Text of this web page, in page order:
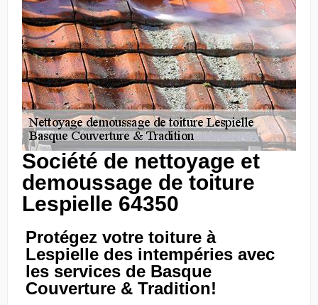
Société de nettoyage et
demoussage de toiture
Lespielle 64350
Protégez votre toiture à
Lespielle des intempéries avec
les services de Basque
Couverture & Tradition!